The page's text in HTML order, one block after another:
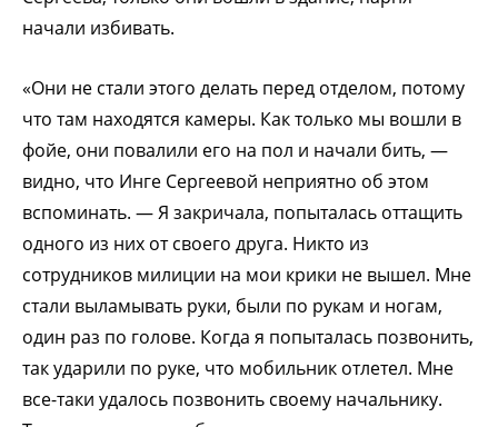
начали избивать.
«Они не стали этого делать перед отделом, потому
что там находятся камеры. Как только мы вошли в
фойе, они повалили его на пол и начали бить, —
видно, что Инге Сергеевой неприятно об этом
вспоминать. — Я закричала, попыталась оттащить
одного из них от своего друга. Никто из
сотрудников милиции на мои крики не вышел. Мне
стали выламывать руки, были по рукам и ногам,
один раз по голове. Когда я попыталась позвонить,
так ударили по руке, что мобильник отлетел. Мне
все-таки удалось позвонить своему начальнику.